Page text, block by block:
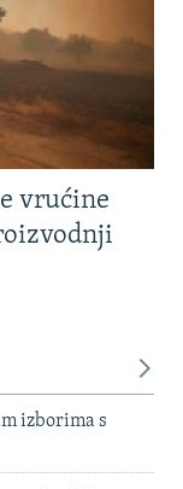
vrućine
izborima s